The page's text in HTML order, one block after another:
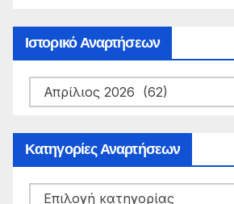
Ιστορικό Αναρτήσεων
Ιστορικό
Αναρτήσεων
Κατηγορίες Αναρτήσεων
Κατηγορίες